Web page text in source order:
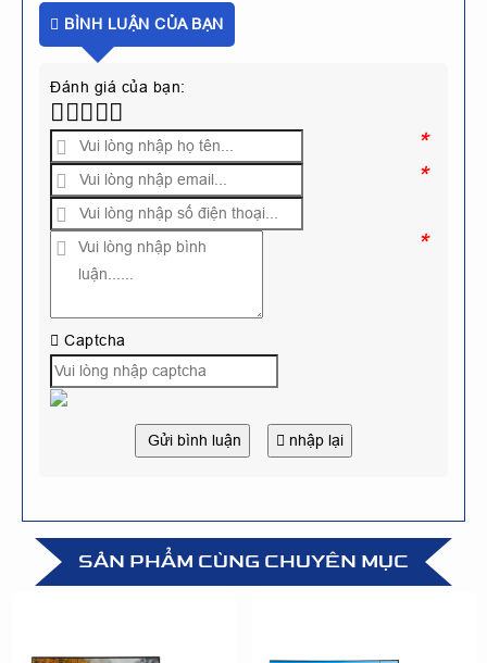
BÌNH LUẬN CỦA BẠN
Đánh giá của bạn:
*
*
*
Captcha
Gửi bình luận nhập lại
SẢN PHẨM CÙNG CHUYÊN MỤC